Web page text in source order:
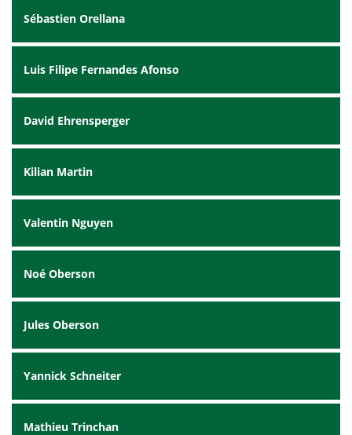
Sébastien Orellana
Luis Filipe Fernandes Afonso
David Ehrensperger
Kilian Martin
Valentin Nguyen
Noé Oberson
Jules Oberson
Yannick Schneiter
Mathieu Trinchan